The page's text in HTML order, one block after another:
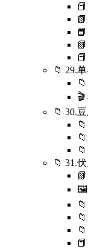
📁 29.
📁 30.
📁 31.
🖼️